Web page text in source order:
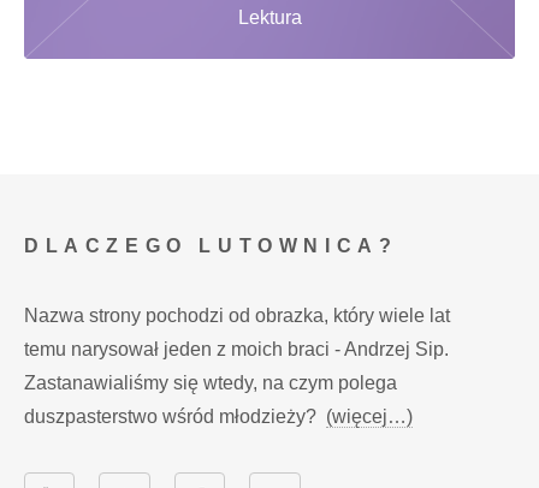
Lektura
DLACZEGO LUTOWNICA?
Nazwa strony pochodzi od obrazka, który wiele lat
temu narysował jeden z moich braci - Andrzej Sip.
Zastanawialiśmy się wtedy, na czym polega
duszpasterstwo wśród młodzieży? (więcej…)